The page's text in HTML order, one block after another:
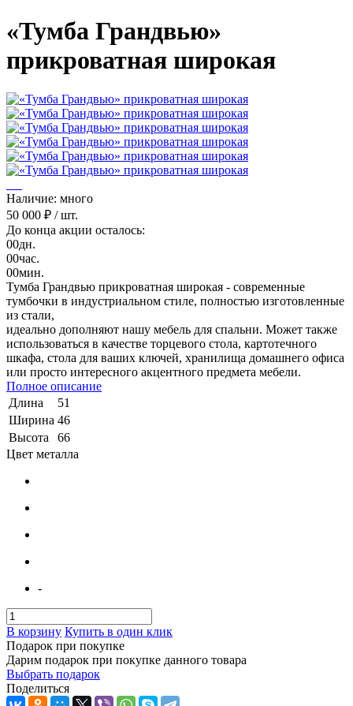
«Тумба Грандвью»
прикроватная широкая
Наличие: много
50 000 ₽ / шт.
До конца акции осталось:
00дн.
00час.
00мин.
Тумба Грандвью прикроватная широкая - современные
тумбочки в индустриальном стиле, полностью изготовленные
из стали,
идеально дополняют нашу мебель для спальни. Может также
использоваться в качестве торцевого стола, картотечного
шкафа, стола для ваших ключей, хранилища домашнего офиса
или просто интересного акцентного предмета мебели.
Полное описание
Длина
51
Ширина 46
Высота
66
Цвет металла
-
В корзину Купить в один клик
Подарок при покупке
Дарим подарок при покупке данного товара
Выбрать подарок
Поделиться